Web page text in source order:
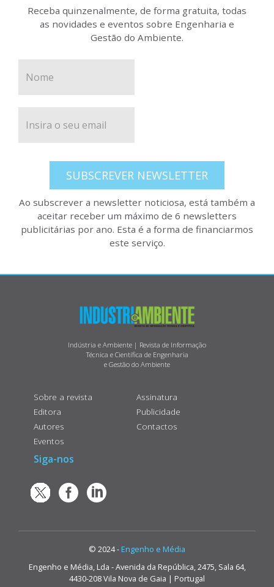
Receba quinzenalmente, de forma gratuita, todas
as novidades e eventos sobre Engenharia e
Gestão do Ambiente.
SUBSCREVER NEWSLETTER
Ao subscrever a newsletter noticiosa, está também a
aceitar receber um máximo de 6 newsletters
publicitárias por ano. Esta é a forma de financiarmos
este serviço.
Indústria e Ambiente | Revista de Informação
Técnica e Científica de Engenharia
e Gestão do Ambiente
Sobre a revista
Editora
Autores
Eventos
Assinatura
Publicidade
Contactos
Siga-nos
© 2024 - Engenho e Média
Engenho e Média, Lda - Avenida da República, 2475, Sala 64,
4430-208 Vila Nova de Gaia | Portugal